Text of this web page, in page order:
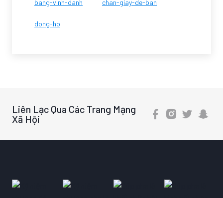
bang-vinh-danh chan-giay-de-ban
dong-ho
Liên Lạc Qua Các Trang Mạng
Xã Hội